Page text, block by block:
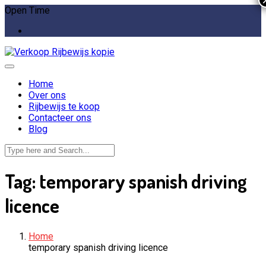
Open Time
Home
Over ons
Rijbewijs te koop
Contacteer ons
Blog
Tag: temporary spanish driving
licence
Home
temporary spanish driving licence